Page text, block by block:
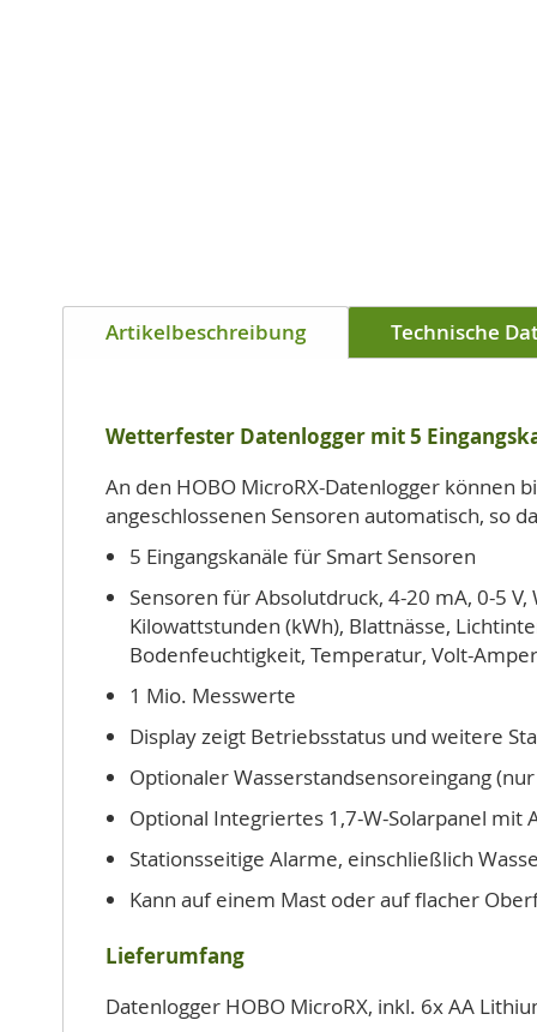
Artikelbeschreibung Technische
Wetterfester Datenlogger mit 5
An den HOBO MicroRX-Datenlogger können
angeschlossenen Sensoren automatisch, so
5 Eingangskanäle für Smart Sensoren
Sensoren für Absolutdruck, 4-20 mA, 0-5
Kilowattstunden (kWh), Blattnässe,
Bodenfeuchtigkeit, Temperatur, Volt-
1 Mio. Messwerte
Display zeigt Betriebsstatus und weitere
Optionaler Wasserstandsensoreingang
Optional Integriertes 1,7-W-Solarpanel mit
Stationsseitige Alarme, einschließlich
Kann auf einem Mast oder auf flacher
Lieferumfang
Datenlogger HOBO MicroRX, inkl. 6x AA